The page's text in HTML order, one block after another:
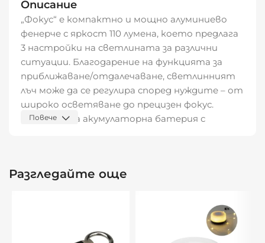
Описание
„Фокус“ е компактно и мощно алуминиево
фенерче с яркост 110 лумена, което предлага
3 настройки на светлината за различни
ситуации. Благодарение на функцията за
приближаване/отдалечаване, светлинният
лъч може да се регулира според нуждите – от
широко осветяване до прецизен фокус.
Вградената акумулаторна батерия с
употреба по всяко време.
Повече
Разгледайте още